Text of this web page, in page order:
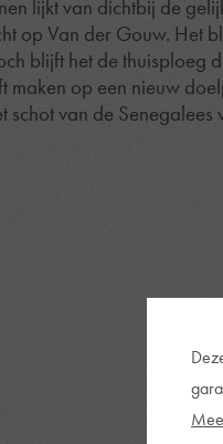
lijkt van dichtbij de
op Van der Gouw. Het
blijft het de thuisploeg
maken op een nieuw
schot van de Senegalees